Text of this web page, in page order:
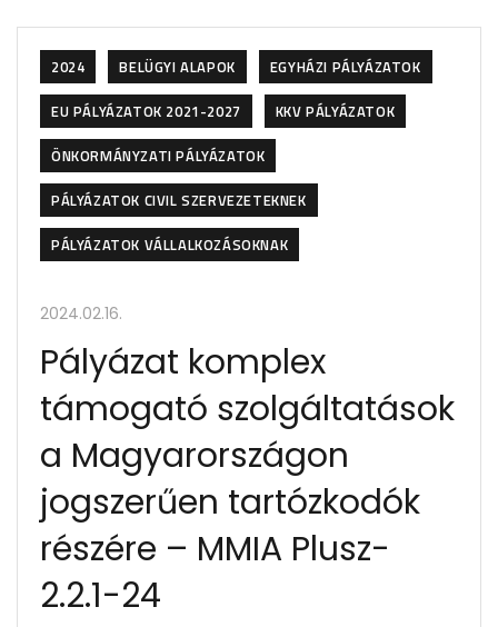
2024 BELÜGYI ALAPOK
EGYHÁZI PÁLYÁZATOK
EU PÁLYÁZATOK 2021-2027
KKV PÁLYÁZATOK
ÖNKORMÁNYZATI PÁLYÁZATOK
PÁLYÁZATOK CIVIL SZERVEZETEKNEK
PÁLYÁZATOK VÁLLALKOZÁSOKNAK
2024.02.16.
Pályázat komplex
támogató szolgáltatások
a Magyarországon
jogszerűen tartózkodók
részére – MMIA Plusz-
2.2.1-24